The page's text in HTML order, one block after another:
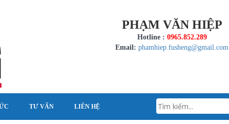
PHẠM VĂN HIỆP
Hotline : 0965.852.289
Email: phamhiep.fusheng@gmail.com
TƯ VẤN LIÊN HỆ